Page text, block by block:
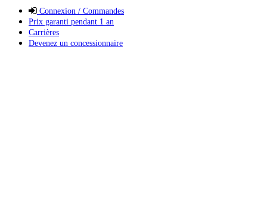
Connexion / Commandes
Prix garanti pendant 1 an
Carrières
Devenez un concessionnaire